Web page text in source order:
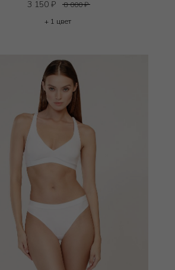
3 150₽ 8 000₽
+ 1 цвет